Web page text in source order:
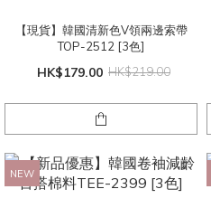
【現貨】韓國清新色V領兩邊索帶
TOP-2512 [3色]
HK$179.00 HK$219.00
NEW